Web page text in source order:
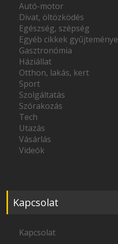
Autó-motor
Divat, öltözködés
Egészség, szépség
Egyéb cikkek gyűjteménye
Gasztronómia
Háziállat
Otthon, lakás, kert
Sport
Szolgáltatás
Szórakozás
Tech
Utazás
Vásárlás
Videók
Kapcsolat
Kapcsolat